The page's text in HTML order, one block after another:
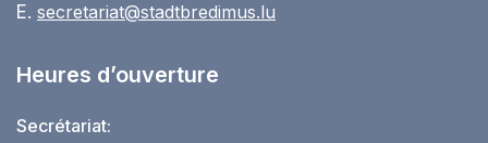
E. secretariat@stadtbredimus.lu
Heures d’ouverture
Secrétariat: